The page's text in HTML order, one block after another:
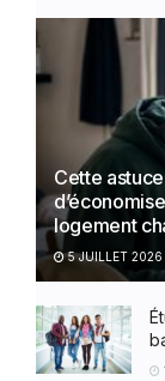
Cette
logement
5 JUILLET 2026